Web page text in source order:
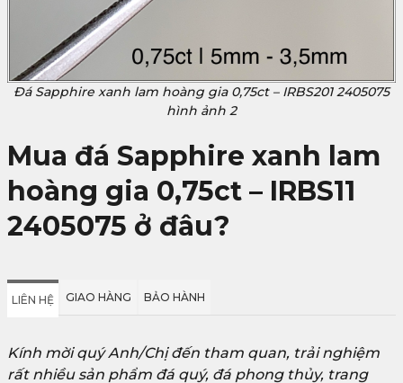
Đá Sapphire xanh lam hoàng gia 0,75ct – IRBS201 2405075
hình ảnh 2
Mua đá Sapphire xanh lam
hoàng gia 0,75ct – IRBS11
2405075 ở đâu?
LIÊN HỆ GIAO HÀNG BẢO HÀNH
Kính mời quý Anh/Chị đến tham quan, trải nghiệm
rất nhiều sản phẩm đá quý, đá phong thủy, trang